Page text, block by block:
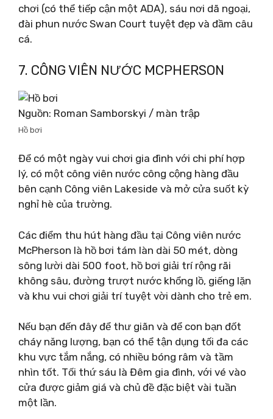
chơi (có thể tiếp cận một ADA), sáu nơi dã ngoại,
đài phun nước Swan Court tuyệt đẹp và đầm câu
cá.
7. CÔNG VIÊN NƯỚC MCPHERSON
Nguồn: Roman Samborskyi / màn trập
Hồ bơi
Để có một ngày vui chơi gia đình với chi phí hợp
lý, có một công viên nước công cộng hàng đầu
bên cạnh Công viên Lakeside và mở cửa suốt kỳ
nghỉ hè của trường.
Các điểm thu hút hàng đầu tại Công viên nước
McPherson là hồ bơi tám làn dài 50 mét, dòng
sông lười dài 500 foot, hồ bơi giải trí rộng rãi
không sâu, đường trượt nước khổng lồ, giếng lặn
và khu vui chơi giải trí tuyệt vời dành cho trẻ em.
Nếu bạn đến đây để thư giãn và để con bạn đốt
cháy năng lượng, bạn có thể tận dụng tối đa các
khu vực tắm nắng, có nhiều bóng râm và tầm
nhìn tốt. Tối thứ sáu là Đêm gia đình, với vé vào
cửa được giảm giá và chủ đề đặc biệt vài tuần
một lần.